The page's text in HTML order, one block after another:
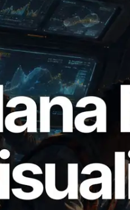
ดตัว Solana Block
การผลิตบล็อก
อร์ที่รับผิดชอบ